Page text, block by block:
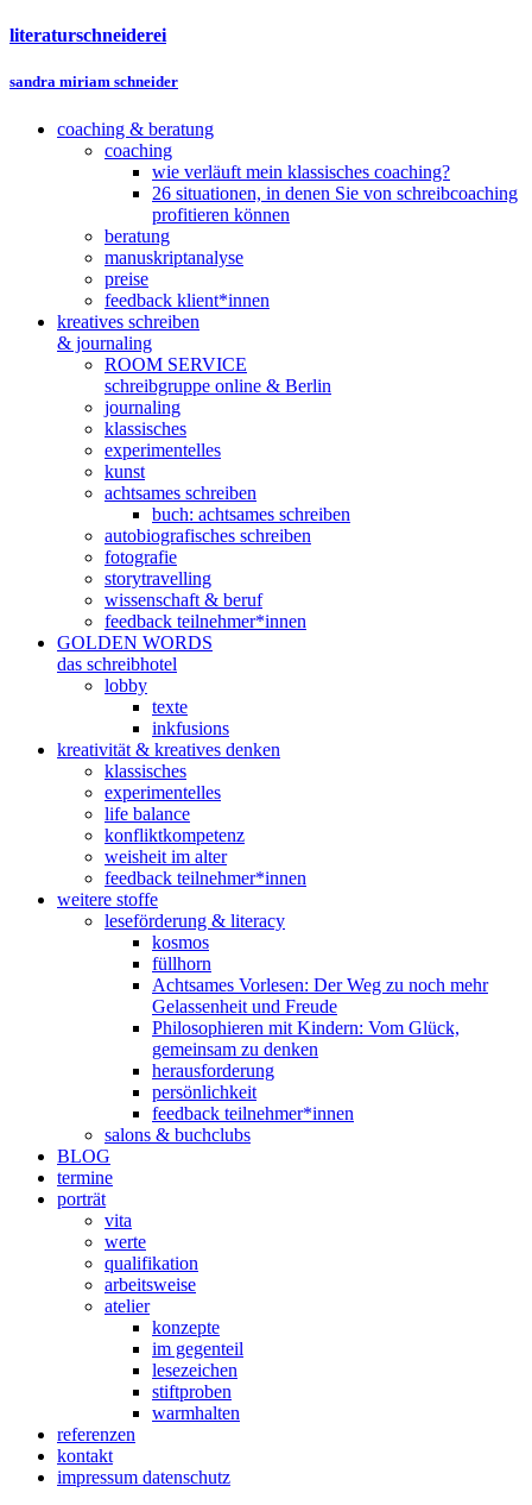
literaturschneiderei
sandra miriam schneider
coaching & beratung
coaching
wie verläuft mein klassisches coaching?
26 situationen, in denen Sie von schreibcoaching
profitieren können
beratung
manuskriptanalyse
preise
feedback klient*innen
kreatives schreiben
& journaling
ROOM SERVICE
schreibgruppe online & Berlin
journaling
klassisches
experimentelles
kunst
achtsames schreiben
buch: achtsames schreiben
autobiografisches schreiben
fotografie
storytravelling
wissenschaft & beruf
feedback teilnehmer*innen
GOLDEN WORDS
das schreibhotel
lobby
texte
inkfusions
kreativität & kreatives denken
klassisches
experimentelles
life balance
konfliktkompetenz
weisheit im alter
feedback teilnehmer*innen
weitere stoffe
leseförderung & literacy
kosmos
füllhorn
Achtsames Vorlesen: Der Weg zu noch mehr
Gelassenheit und Freude
Philosophieren mit Kindern: Vom Glück,
gemeinsam zu denken
herausforderung
persönlichkeit
feedback teilnehmer*innen
salons & buchclubs
BLOG
termine
porträt
vita
werte
qualifikation
arbeitsweise
atelier
konzepte
im gegenteil
lesezeichen
stiftproben
warmhalten
referenzen
kontakt
impressum datenschutz